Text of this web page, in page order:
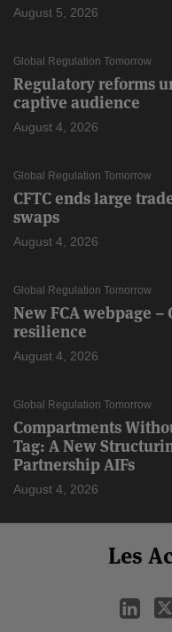
August 5, 2026
Global Regulation Tomorrow
Regulatory reforms
captive audience
August 4, 2026
Global Regulation Tomorrow
CFTC ends large
swaps
August 4, 2026
Global Regulation Tomorrow
New FCA webpage
resilience
August 4, 2026
Global Regulation Tomorrow
Compartments
Tag: A New
Partnership AIFs
August 4, 2026
Les
Facebook